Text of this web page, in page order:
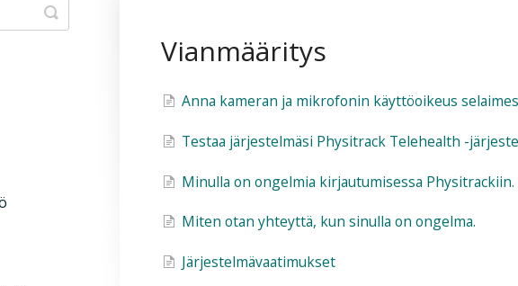
Vianmääritys
Anna kameran ja mikrofonin käyttöoikeus
Testaa järjestelmäsi Physitrack Telehealth -
Minulla on ongelmia kirjautumisessa Physitrackiin.
Miten otan yhteyttä, kun sinulla on ongelma.
Järjestelmävaatimukset
Vaihda
hakua